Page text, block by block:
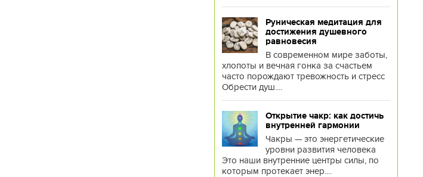
Руническая медитация для
достижения душевного
равновесия
В современном мире заботы,
хлопоты и вечная гонка за счастьем
часто порождают тревожность и стресс
Обрести душ....
Открытие чакр: как достичь
внутренней гармонии
Чакры — это энергетические
уровни развития человека
Это наши внутренние центры силы, по
которым протекает энер....